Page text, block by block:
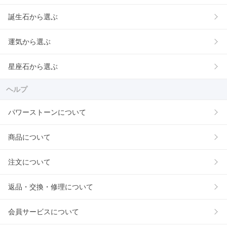
誕生石から選ぶ
運気から選ぶ
星座石から選ぶ
ヘルプ
パワーストーンについて
商品について
注文について
返品・交換・修理について
会員サービスについて